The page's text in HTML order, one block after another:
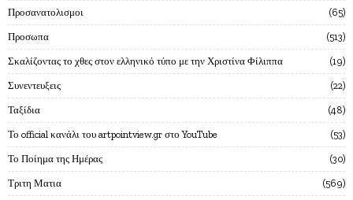
Προσανατολισμοι 65
Προσωπα 513
Σκαλίζοντας το χθες στον ελληνικό τύπο με την Χριστίνα Φίλιππα 19
Συνεντευξεις 22
Ταξίδια 48
Το official κανάλι του artpointview.gr στο YouTube 53
Το Ποίημα της Ημέρας 30
Τριτη Ματια 569